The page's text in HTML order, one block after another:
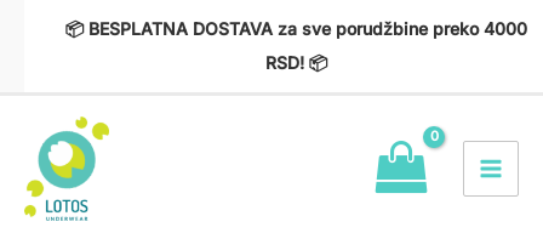
📦 BESPLATNA DOSTAVA za sve porudžbine preko 4000
RSD! 📦